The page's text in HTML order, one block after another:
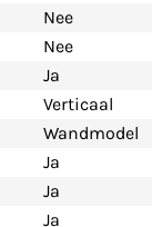
Nee
Nee
Ja
Verticaal
Wandmodel
Ja
Ja
Ja